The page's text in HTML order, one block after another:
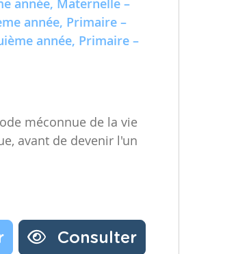
année, Maternelle –
année, Primaire –
année, Primaire –
méconnue de la vie
avant de devenir l'un
Consulter